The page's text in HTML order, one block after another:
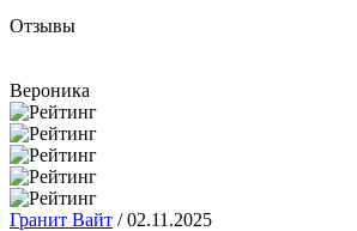
Отзывы
Вероника
Гранит Вайт /02.11.2025